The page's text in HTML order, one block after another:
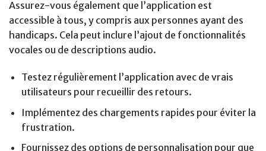
Assurez-vous également que l’application est
accessible à tous, y compris aux personnes ayant des
handicaps. Cela peut inclure l’ajout de fonctionnalités
vocales ou de descriptions audio.
Testez régulièrement l’application avec de vrais
utilisateurs pour recueillir des retours.
Implémentez des chargements rapides pour éviter la
frustration.
Fournissez des options de personnalisation pour que